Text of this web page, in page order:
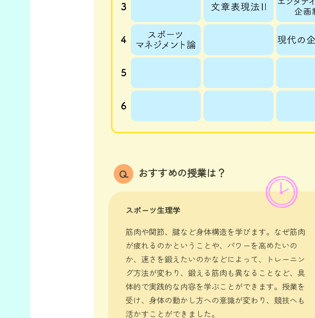
Q. おすすめの授業は？
スポーツ生理学
筋肉や関節、腱など身体構造を学びます。なぜ筋肉
が疲れるのかということや、パワーを高めたいの
か、速さを鍛えたいのかなどによって、トレーニン
グ方法が変わり、鍛える筋肉も異なることなど、具
体的で実践的な内容を学ぶことができます。授業を
受け、身体の動かし方への意識が変わり、競技へも
活かすことができました。